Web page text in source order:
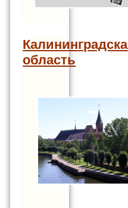
область